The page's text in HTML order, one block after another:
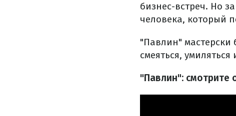
бизнес-встреч. Но
человека, который
"Павлин" мастерски
смеяться,
"Павлин": смотрите